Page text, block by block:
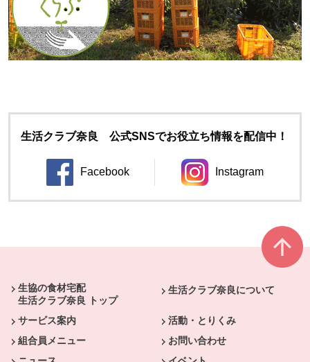
生活クラブ奈良 公式SNSでお役立ち情報を配信中！
Facebook
別のウィンドウで開きます。
Instagram
別のウィンドウ
生協の食材宅配
生活クラブ奈良 トップ
生活クラブ奈良について
サービス案内
活動・とりくみ
組合員メニュー
お問い合わせ